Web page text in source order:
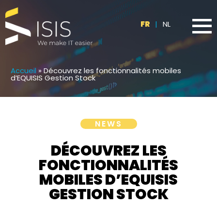
FR | NL
Accueil »Découvrez les fonctionnalités mobiles
d’EQUISIS Gestion Stock
NEWS
DÉCOUVREZ LES
FONCTIONNALITÉS
MOBILES D’EQUISIS
GESTION STOCK